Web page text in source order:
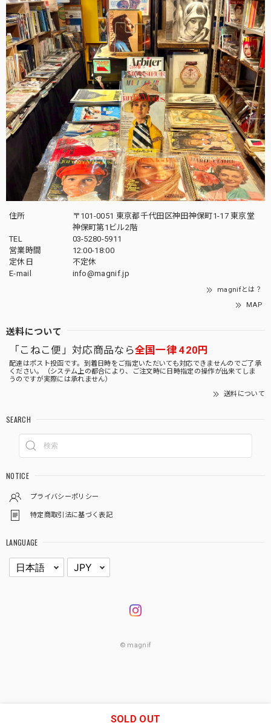
住所
〒101-0051 東京都千代田区神田神保町1-17 東京堂
神保町第1ビル2階
TEL
03-5280-5911
営業時間
12:00-18:00
定休日
不定休
E-mail
info@magnif.jp
magnifとは？
MAP
送料について
「こねこ便」対応商品なら全国一律 420円
配達はポスト投函です。到着日時をご指定いただいても対応できませんのでご了承
ください。（システム上の都合により、ご注文時に日時指定の操作が出来てしま
うのですが実際には承れません）
送料について
SEARCH
NOTICE
プライバシーポリシー
特定商取引法に基づく表記
LANGUAGE
© magnif
SOLD OUT